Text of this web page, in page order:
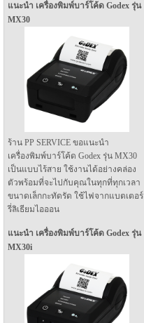
แนะนำ เครื่องพิมพ์บาร์โค้ด Godex รุ่น
MX30
ร้าน PP SERVICE ขอแนะนำ
เครื่องพิมพ์บาร์โค้ด Godex รุ่น MX30
เป็นแบบไร้สาย ใช้งานได้อย่างคล่อง
ตัวพร้อมที่จะไปกับคุณในทุกที่ทุกเวลา
ขนาดเล็กกะทัดรัด ใช้ไฟจากแบตเตอร์
รี่ลิเธียมไอออน
แนะนำ เครื่องพิมพ์บาร์โค้ด Godex รุ่น
MX30i